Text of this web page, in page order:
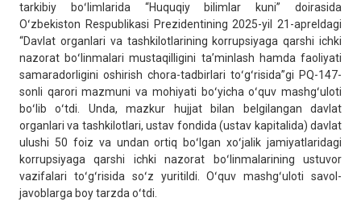
tarkibiy boʻlimlarida “Huquqiy bilimlar kuni” doirasida
Oʻzbekiston Respublikasi Prezidentining 2025-yil 21-apreldagi
“Davlat organlari va tashkilotlarining korrupsiyaga qarshi ichki
nazorat boʻlinmalari mustaqilligini taʼminlash hamda faoliyati
samaradorligini oshirish chora-tadbirlari toʻgʻrisida”gi PQ-147-
sonli qarori mazmuni va mohiyati boʻyicha oʻquv mashgʻuloti
boʻlib oʻtdi. Unda, mazkur hujjat bilan belgilangan davlat
organlari va tashkilotlari, ustav fondida (ustav kapitalida) davlat
ulushi 50 foiz va undan ortiq boʻlgan xoʻjalik jamiyatlaridagi
korrupsiyaga qarshi ichki nazorat boʻlinmalarining ustuvor
vazifalari toʻgʻrisida soʻz yuritildi. Oʻquv mashgʻuloti savol-
javoblarga boy tarzda oʻtdi.